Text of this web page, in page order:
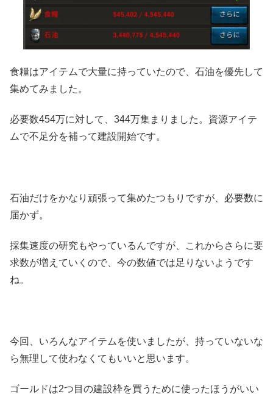
食糧はアイテムで大量に持っていたので、石油を優先して
集めてみました。
必要数454万に対して、344万集まりました。資源アイテ
ムで不足分を補って建設開始です。
石油だけをかなり頑張って集めたつもりですが、必要数に
届かず。
採集速度の研究もやっているんですが、これからさらに要
求数が増えていくので、今の数値では足りないようです
ね。
今回、いろんなアイテムを使いましたが、持っていないな
ら無理して使わなくてもいいと思います。
ゴールドは2つ目の建設枠を買うために使ったほうがいい